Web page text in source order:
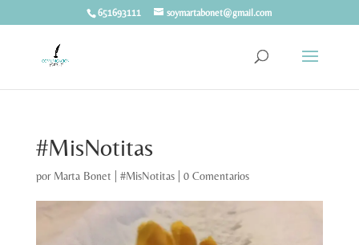
651693111 soymartabonet@gmail.com
#MisNotitas
por Marta Bonet #MisNotitas| 0 Comentarios